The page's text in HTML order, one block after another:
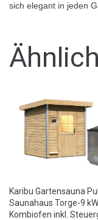
sich elegant in jeden
Karibu Gartensauna
Saunahaus Torge-9
Kombiofen inkl.